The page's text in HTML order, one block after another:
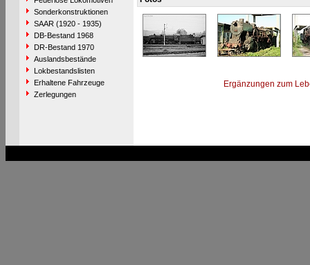
Sonderkonstruktionen
SAAR (1920 - 1935)
DB-Bestand 1968
DR-Bestand 1970
Auslandsbestände
Lokbestandslisten
Erhaltene Fahrzeuge
Zerlegungen
Ergänzungen zum